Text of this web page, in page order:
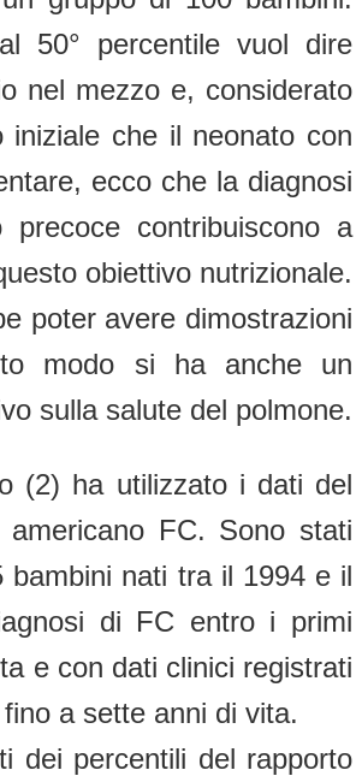
50° percentile vuol dire
nel mezzo e, considerato
iniziale che il neonato con
ecco che la diagnosi
precoce contribuiscono a
obiettivo nutrizionale.
poter avere dimostrazioni
modo si ha anche un
sulla salute del polmone.
(2) ha utilizzato i dati del
americano FC. Sono stati
bambini nati tra il 1994 e il
di FC entro i primi
e con dati clinici registrati
a sette anni di vita.
dei percentili del rapporto